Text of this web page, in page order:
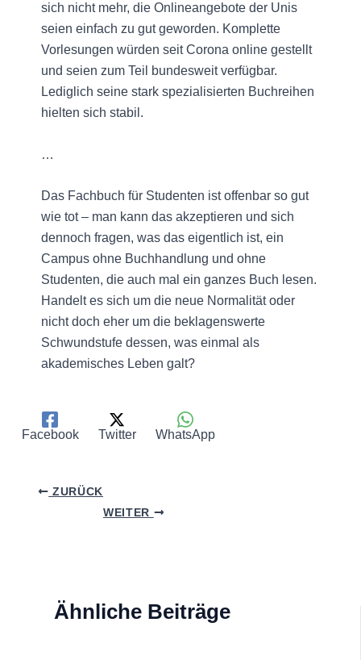
sich nicht mehr, die Onlineangebote der Unis
seien einfach zu gut geworden. Komplette
Vorlesungen würden seit Corona online gestellt
und seien zum Teil bundesweit verfügbar.
Lediglich seine stark spezialisierten Buchreihen
hielten sich stabil.
…
Das Fachbuch für Studenten ist offenbar so gut
wie tot – man kann das akzeptieren und sich
dennoch fragen, was das eigentlich ist, ein
Campus ohne Buchhandlung und ohne
Studenten, die auch mal ein ganzes Buch lesen.
Handelt es sich um die neue Normalität oder
nicht doch eher um die beklagenswerte
Schwundstufe dessen, was einmal als
akademisches Leben galt?
Facebook Twitter WhatsApp
ZURÜCK
WEITER
Ähnliche Beiträge